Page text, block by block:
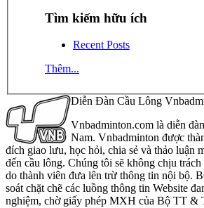
Tìm kiếm hữu ích
Recent Posts
Thêm...
Diễn Đàn Cầu Lông
Vnbadminton.com là diễn
Nam. Vnbadminton được
đích giao lưu, học hỏi, chia sẻ và thảo luận
đến cầu lông. Chúng tôi sẽ không chịu
do thành viên đưa lên trừ thông tin nội bộ.
soát chặt chẽ các luồng thông tin Website
nghiệm, chờ giấy phép MXH của Bộ TT &